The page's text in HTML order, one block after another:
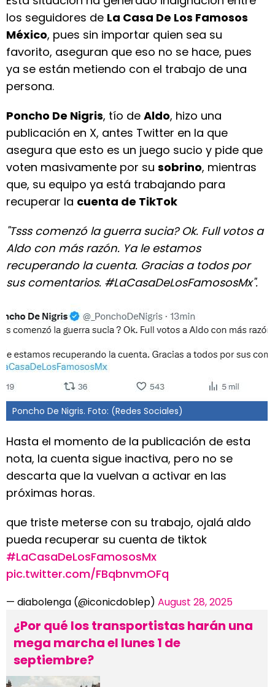
los seguidores de La Casa De Los Famosos
México, pues sin importar quien sea su
favorito, aseguran que eso no se hace, pues
ya se están metiendo con el trabajo de una
persona.
Poncho De Nigris, tío de Aldo, hizo una
publicación en X, antes Twitter en la que
asegura que esto es un juego sucio y pide que
voten masivamente por su sobrino, mientras
que, su equipo ya está trabajando para
recuperar la cuenta de TikTok
"Tsss comenzó la guerra sucia? Ok. Full votos a
Aldo con más razón. Ya le estamos
recuperando la cuenta. Gracias a todos por
sus comentarios. #LaCasaDeLosFamososMx".
Poncho De Nigris. Foto: (Redes Sociales)
Hasta el momento de la publicación de esta
nota, la cuenta sigue inactiva, pero no se
descarta que la vuelvan a activar en las
próximas horas.
que triste meterse con su trabajo, ojalá aldo
pueda recuperar su cuenta de tiktok
#LaCasaDeLosFamososMx
pic.twitter.com/FBqbnvmOFq
— diabolenga (@iconicdoblep) August 28, 2025
¿Por qué los transportistas harán una
mega marcha el lunes 1 de
septiembre?